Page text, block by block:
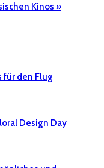
Kinos »
für den Flug
Design Day